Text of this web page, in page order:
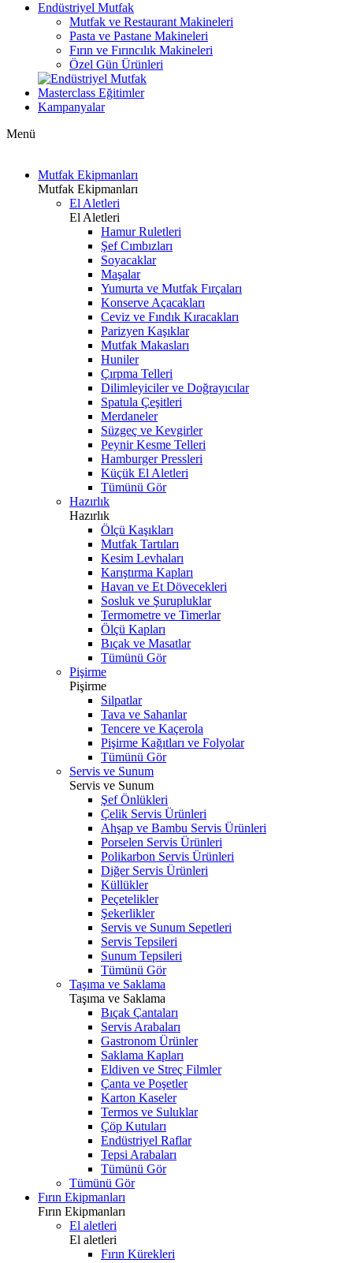
Endüstriyel Mutfak
Mutfak ve Restaurant Makineleri
Pasta ve Pastane Makineleri
Fırın ve Fırıncılık Makineleri
Özel Gün Ürünleri
Masterclass Eğitimler
Kampanyalar
Menü
Mutfak Ekipmanları
Mutfak Ekipmanları
El Aletleri
El Aletleri
Hamur Ruletleri
Şef Cımbızları
Soyacaklar
Maşalar
Yumurta ve Mutfak Fırçaları
Konserve Açacakları
Ceviz ve Fındık Kıracakları
Parizyen Kaşıklar
Mutfak Makasları
Huniler
Çırpma Telleri
Dilimleyiciler ve Doğrayıcılar
Spatula Çeşitleri
Merdaneler
Süzgeç ve Kevgirler
Peynir Kesme Telleri
Hamburger Pressleri
Küçük El Aletleri
Tümünü Gör
Hazırlık
Hazırlık
Ölçü Kaşıkları
Mutfak Tartıları
Kesim Levhaları
Karıştırma Kapları
Havan ve Et Dövecekleri
Sosluk ve Şurupluklar
Termometre ve Timerlar
Ölçü Kapları
Bıçak ve Masatlar
Tümünü Gör
Pişirme
Pişirme
Silpatlar
Tava ve Sahanlar
Tencere ve Kaçerola
Pişirme Kağıtları ve Folyolar
Tümünü Gör
Servis ve Sunum
Servis ve Sunum
Şef Önlükleri
Çelik Servis Ürünleri
Ahşap ve Bambu Servis Ürünleri
Porselen Servis Ürünleri
Polikarbon Servis Ürünleri
Diğer Servis Ürünleri
Küllükler
Peçetelikler
Şekerlikler
Servis ve Sunum Sepetleri
Servis Tepsileri
Sunum Tepsileri
Tümünü Gör
Taşıma ve Saklama
Taşıma ve Saklama
Bıçak Çantaları
Servis Arabaları
Gastronom Ürünler
Saklama Kapları
Eldiven ve Streç Filmler
Çanta ve Poşetler
Karton Kaseler
Termos ve Suluklar
Çöp Kutuları
Endüstriyel Raflar
Tepsi Arabaları
Tümünü Gör
Tümünü Gör
Fırın Ekipmanları
Fırın Ekipmanları
El aletleri
El aletleri
Fırın Kürekleri